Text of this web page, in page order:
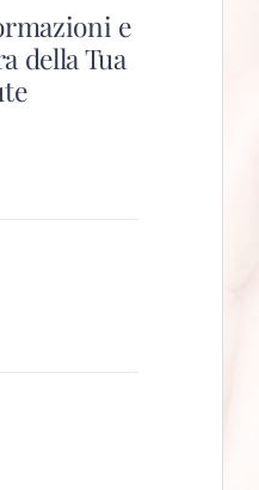
e
della Tua